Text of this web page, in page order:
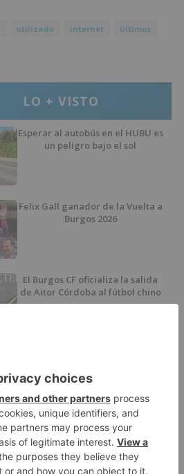
utilizado internet
últimos
LO + VISTO
Esperar al autobús en el HUBU es
un peligro bajo el sol
Felix Gall ganador de la Vuelta a
Burgos 2026
El Burgos CF oficializa la salida
de Aitor Córdoba al fútbol chino
de Burgos en FITUR
Fútbol Burgos: Lucas Ricoy
finaliza su etapa como
blanquinegro